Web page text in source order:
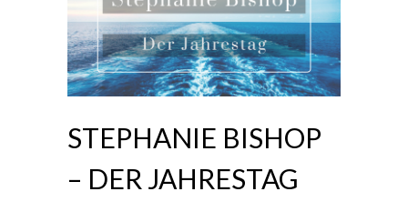
STEPHANIE BISHOP
– DER JAHRESTAG